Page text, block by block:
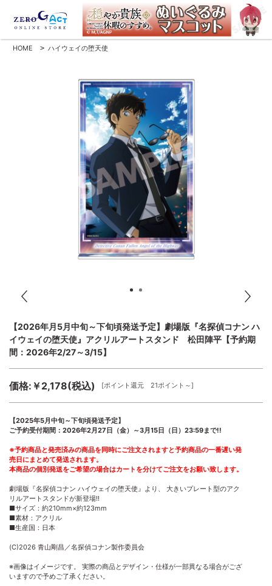
HOME > ハイウェイの堕天使
【2026年月5月中旬～下旬頃発送予定】劇場版『名探偵コナン ハ
イウェイの堕天使』アクリルアートスタンド 松田陣平【予約期
間：2026年2/27～3/15】
価格:￥2,178(税込) [ポイント還元 21ポイント～]
【2025年5月中旬～下旬頃発送予定】
ご予約受付期間：2026年2月27日（金）～3月15日（日）23:59まで!!
※予約商品と発売済みの商品を同時にご注文されますと予約商品の一番遅い発
売日にまとめて発送されます。
本商品の個別発送をご希望の場合はカートを分けてご注文をお願い致します。
劇場版『名探偵コナン ハイウェイの堕天使』より、 大きいプレート型のアク
リルアートスタンドが新登場!!
■サイズ：約210mm×約123mm
■素材：アクリル
■生産国：日本
(C)2026 青山剛昌／名探偵コナン製作委員会
※画像はイメージです。 実際の商品とデザイン・仕様が一部異なる場合がござ
いますので予めご了承ください。